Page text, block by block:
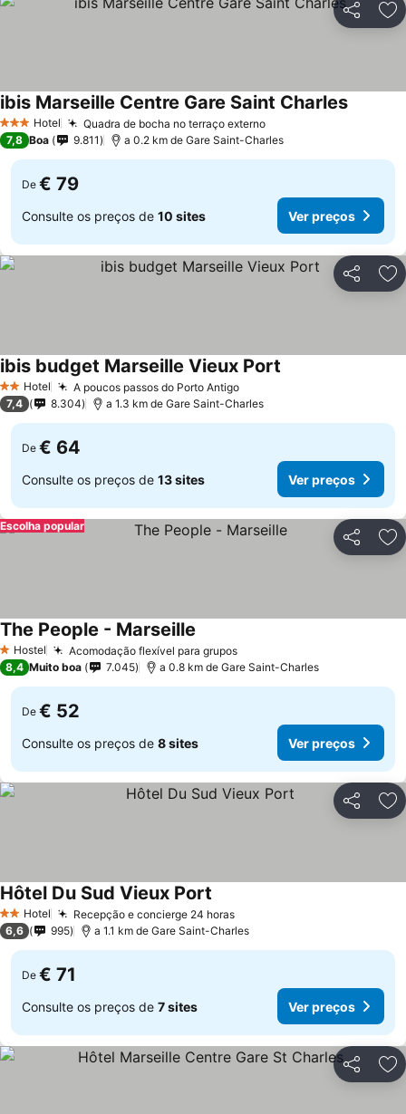
Partilhar
3 EstrelasHotel Quadra de bocha no terraço externoVer preços
ibis Marseille Centre Gare Saint CharlesVer
7,8 Boa 9.811 a 0.2 km de Gare Saint-Charles
De € 79
Consulte os preços de 10 sites Ver preços
Partilhar
2 Estrelas
Hotel A poucos passos do Porto AntigoVer preços
ibis budget Marseille Vieux Port
7,4 8.304 a 1.3 km de Gare Saint-Charles
De € 64
Consulte os preços de 13 sites Ver preços
Partilhar
Escolha popular
1 Estrelas
Hostel Acomodação flexível para gruposVer preços
The People - Marseille
8,4 Muito boa 7.045 a 0.8 km de Gare Saint-Charles
De € 52
Consulte os preços de 8 sites Ver preços
Partilhar
2 Estrelas
Hotel Recepção e concierge 24 horasVer preços
Hôtel Du Sud Vieux Port
6,6 995 a 1.1 km de Gare Saint-Charles
De € 71
Consulte os preços de 7 sites Ver preços
Partilhar